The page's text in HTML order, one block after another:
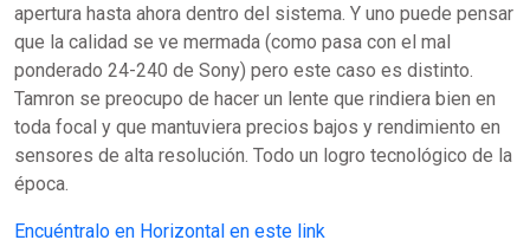
apertura hasta ahora dentro del sistema. Y uno puede pensar
que la calidad se ve mermada (como pasa con el mal
ponderado 24-240 de Sony) pero este caso es distinto.
Tamron se preocupo de hacer un lente que rindiera bien en
toda focal y que mantuviera precios bajos y rendimiento en
sensores de alta resolución. Todo un logro tecnológico de la
época.
Encuéntralo en Horizontal en este link